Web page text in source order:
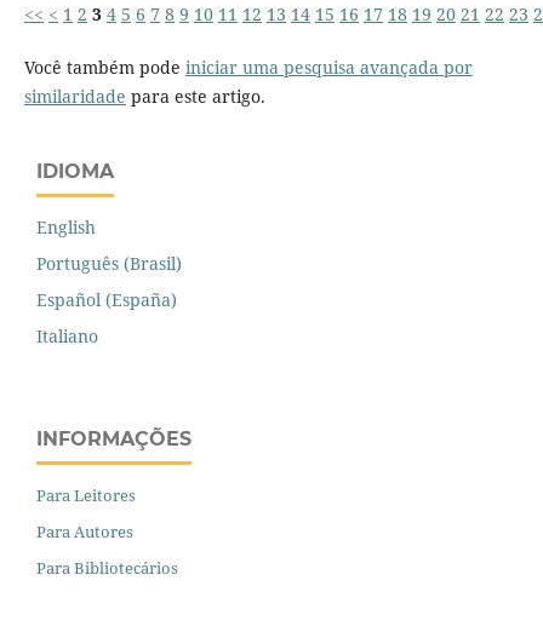
<< < 1 2 3 4 5 6 7 8 9 10 11 12 13 14 15 16 17 18 19 20 21 22 23
Você também pode iniciar uma pesquisa avançada por
similaridade para este artigo.
IDIOMA
English
Português (Brasil)
Español (España)
Italiano
INFORMAÇÕES
Para Leitores
Para Autores
Para Bibliotecários